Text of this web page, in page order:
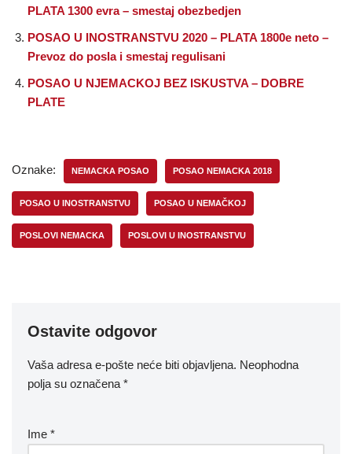
PLATA 1300 evra – smestaj obezbedjen
POSAO U INOSTRANSTVU 2020 – PLATA 1800e neto –
Prevoz do posla i smestaj regulisani
POSAO U NJEMACKOJ BEZ ISKUSTVA – DOBRE
PLATE
Oznake: NEMACKA POSAO POSAO NEMACKA 2018
POSAO U INOSTRANSTVU POSAO U NEMAČKOJ
POSLOVI NEMACKA POSLOVI U INOSTRANSTVU
Ostavite odgovor
Vaša adresa e-pošte neće biti objavljena. Neophodna
polja su označena *
Ime *